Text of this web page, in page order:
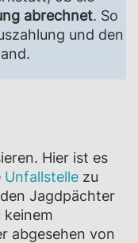
abrechnet. So
und den
Hier ist es
Unfallstelle zu
Jagdpächter
keinem
abgesehen von